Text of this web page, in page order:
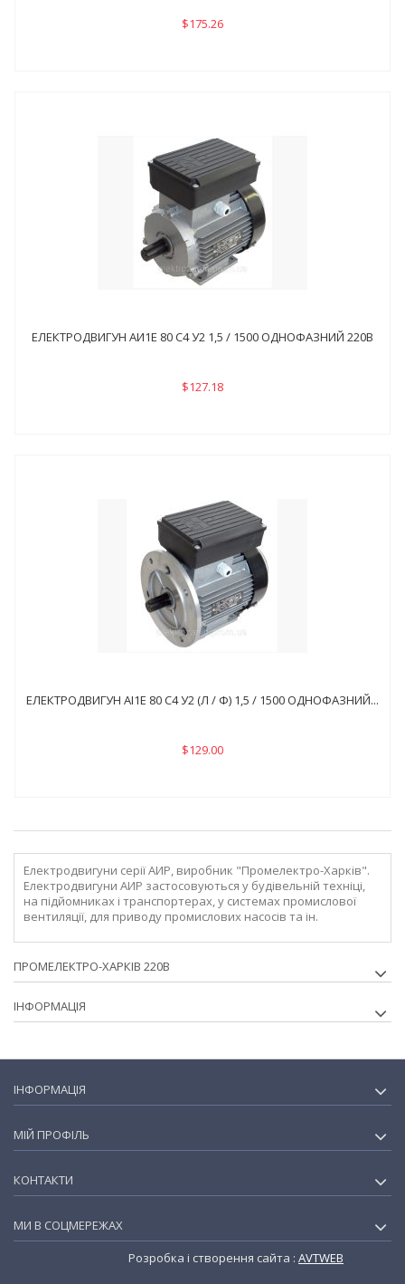
$175.26
ЕЛЕКТРОДВИГУН АИ1Е 80 С4 У2 1,5 / 1500 ОДНОФАЗНИЙ 220В
$127.18
ЕЛЕКТРОДВИГУН АІ1Е 80 С4 У2 (Л / Ф) 1,5 / 1500 ОДНОФАЗНИЙ...
$129.00
Електродвигуни серії АИР, виробник "Промелектро-Харків".
Електродвигуни АИР застосовуються у будівельній техніці,
на підйомниках і транспортерах, у системах промислової
вентиляції, для приводу промислових насосів та ін.
ПРОМЕЛЕКТРО-ХАРКІВ 220В
ІНФОРМАЦІЯ
ІНФОРМАЦІЯ
МІЙ ПРОФІЛЬ
КОНТАКТИ
МИ В СОЦМЕРЕЖАХ
Розробка і створення сайта : AVTWEB